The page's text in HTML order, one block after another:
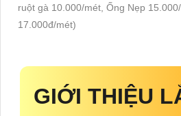
ruột gà 10.000/mét, Ống Nẹp
17.000đ/mét)
GIỚI THIỆU